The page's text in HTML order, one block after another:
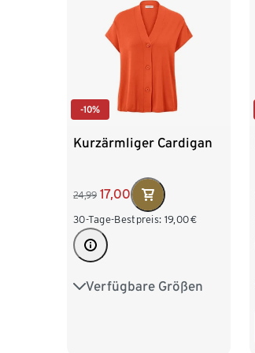
-10%
Kurzärmliger Cardigan
24,99 17,00
30-Tage-Bestpreis: 19,00€
Verfügbare Größen
S 36/38 M 40/42